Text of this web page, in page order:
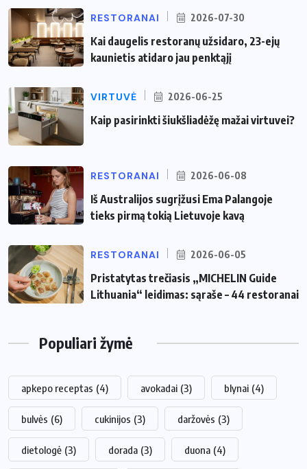
RESTORANAI 2026-07-30
Kai daugelis restoranų užsidaro, 23-ejų
kaunietis atidaro jau penktąjį
VIRTUVĖ 2026-06-25
Kaip pasirinkti šiukšliadėžę mažai virtuvei?
RESTORANAI 2026-06-08
Iš Australijos sugrįžusi Ema Palangoje
tieks pirmą tokią Lietuvoje kavą
RESTORANAI 2026-06-05
Pristatytas trečiasis „MICHELIN Guide
Lithuania“ leidimas: sąraše – 44 restoranai
Populiari žymė
apkepo receptas (4) avokadai (3) blynai (4)
bulvės (6) cukinijos (3) daržovės (3)
dietologė (3) dorada (3) duona (4)